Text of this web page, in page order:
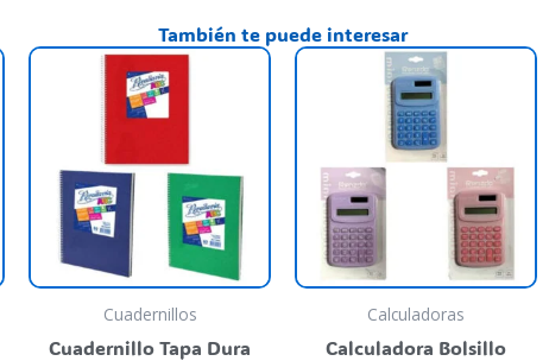
También te puede interesar
Cuadernillos
Cuadernillo Tapa Dura
Este
variantes.
opciones
se
Calculadoras
Calculadora Bolsillo
se